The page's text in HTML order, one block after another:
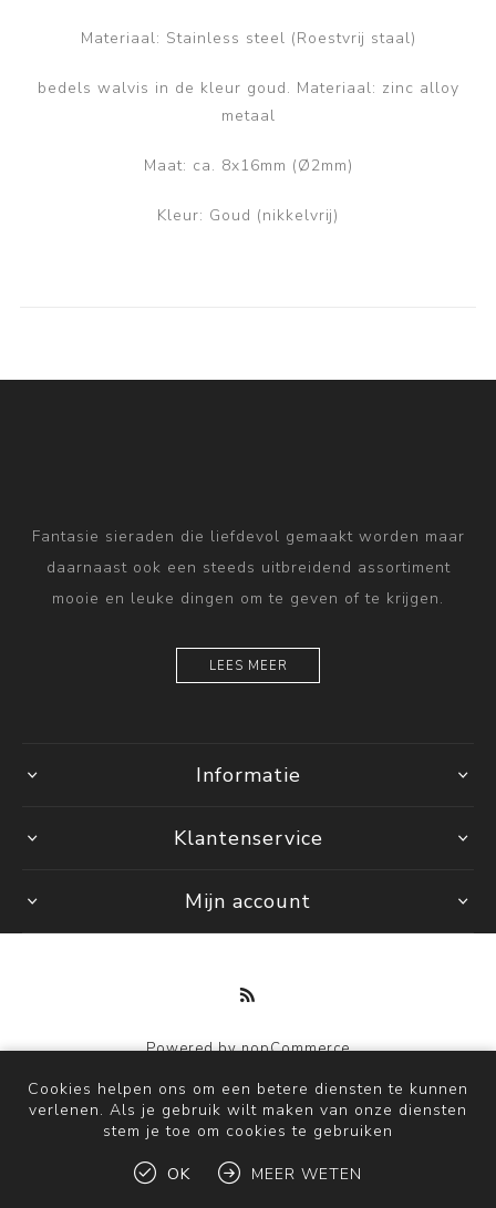
Materiaal: Stainless steel (Roestvrij staal)
bedels walvis in de kleur goud. Materiaal: zinc alloy
metaal
Maat: ca. 8x16mm (Ø2mm)
Kleur: Goud (nikkelvrij)
Fantasie sieraden die liefdevol gemaakt worden maar
daarnaast ook een steeds uitbreidend assortiment
mooie en leuke dingen om te geven of te krijgen.
LEES MEER
Informatie
Klantenservice
Mijn account
Powered bynopCommerce
Cookies helpen ons om een betere diensten te kunnen
verlenen. Als je gebruik wilt maken van onze diensten
stem je toe om cookies te gebruiken
OK MEER WETEN